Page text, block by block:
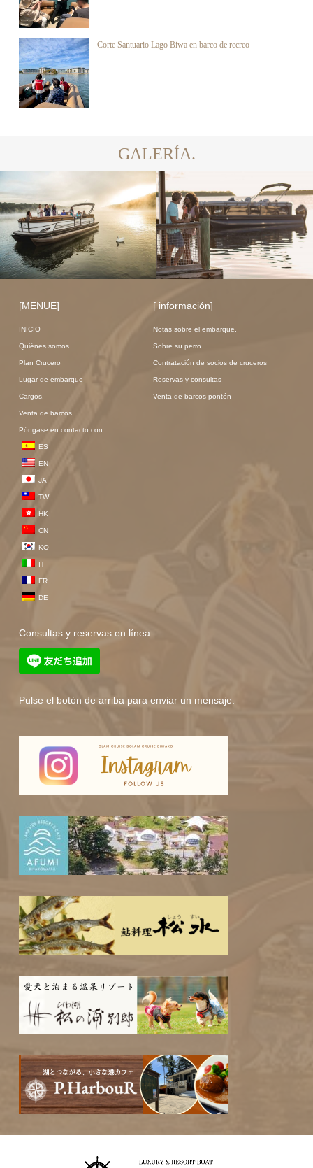
Corte Santuario Lago Biwa en barco de recreo
GALERÍA.
[MENUE]
INICIO
Quiénes somos
Plan Crucero
Lugar de embarque
Cargos.
Venta de barcos
Póngase en contacto con
ES
EN
JA
TW
HK
CN
KO
IT
FR
DE
[ información]
Notas sobre el embarque.
Sobre su perro
Contratación de socios de cruceros
Reservas y consultas
Venta de barcos pontón
Consultas y reservas en línea
Pulse el botón de arriba para enviar un mensaje.